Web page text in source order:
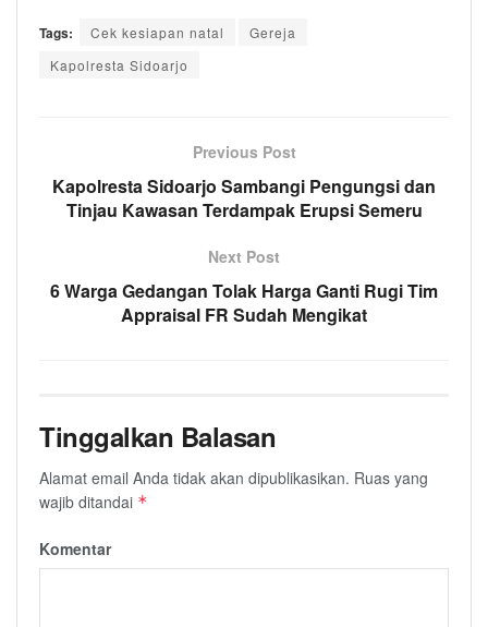
Tags: Cek kesiapan natal
Gereja
Kapolresta Sidoarjo
Previous Post
Kapolresta Sidoarjo Sambangi Pengungsi dan
Tinjau Kawasan Terdampak Erupsi Semeru
Next Post
6 Warga Gedangan Tolak Harga Ganti Rugi Tim
Appraisal FR Sudah Mengikat
Tinggalkan Balasan
Alamat email Anda tidak akan dipublikasikan. Ruas yang
wajib ditandai *
Komentar